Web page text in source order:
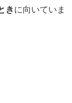
き に向いていま